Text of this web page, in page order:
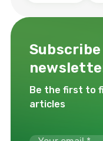
Be the first to
articles